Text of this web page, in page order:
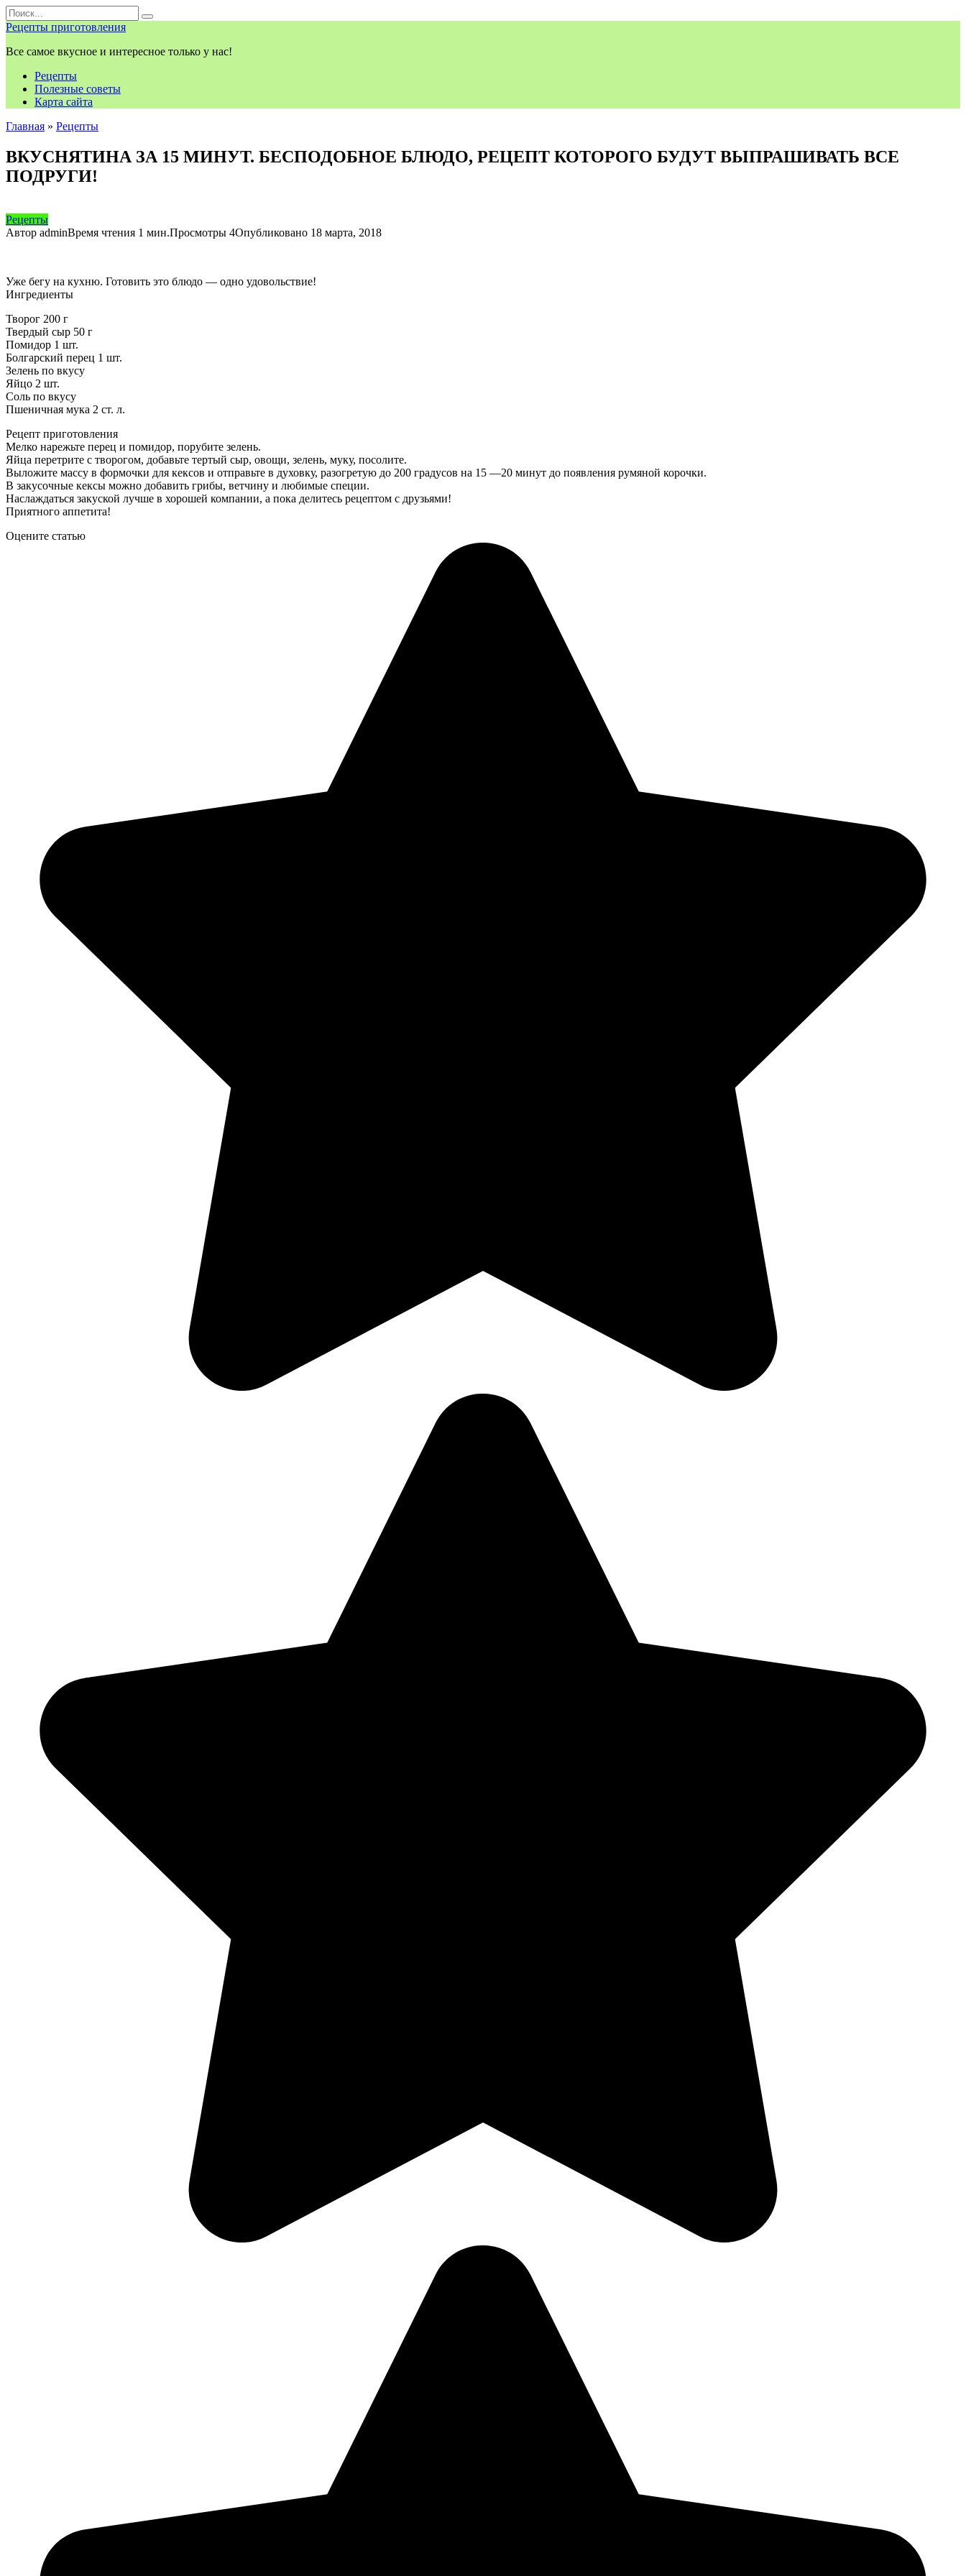
Перейти
к
контенту
Search
for:
Рецепты приготовления
Все самое вкусное и интересное только у нас!
Рецепты
Полезные советы
Карта сайта
Главная » Рецепты
ВКУСНЯТИНА ЗА 15 МИНУТ. БЕСПОДОБНОЕ БЛЮДО, РЕЦЕПТ КОТОРОГО БУДУТ ВЫПРАШИВАТЬ ВСЕ
ПОДРУГИ!
Рецепты
Автор adminВремя чтения 1 мин.Просмотры 4Опубликовано 18 марта, 2018
Уже бегу на кухню. Готовить это блюдо — одно удовольствие!
Ингредиенты
Творог 200 г
Твердый сыр 50 г
Помидор 1 шт.
Болгарский перец 1 шт.
Зелень по вкусу
Яйцо 2 шт.
Соль по вкусу
Пшеничная мука 2 ст. л.
Рецепт приготовления
Мелко нарежьте перец и помидор, порубите зелень.
Яйца перетрите с творогом, добавьте тертый сыр, овощи, зелень, муку, посолите.
Выложите массу в формочки для кексов и отправьте в духовку, разогретую до 200 градусов на 15 —20 минут до появления румяной корочки.
В закусочные кексы можно добавить грибы, ветчину и любимые специи.
Наслаждаться закуской лучше в хорошей компании, а пока делитесь рецептом с друзьями!
Приятного аппетита!
Оцените статью